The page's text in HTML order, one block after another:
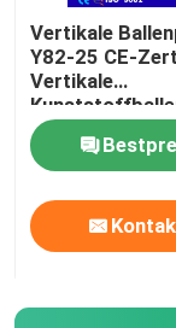
Vertikale
Y82-25 CE-
Vertikale